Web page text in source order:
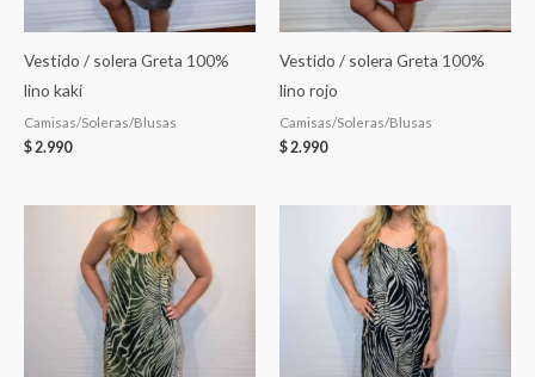
Vestido / solera Greta 100%
lino kaki
Camisas/Soleras/Blusas
$ 2.990
Vestido / solera Greta 100%
lino rojo
Camisas/Soleras/Blusas
$ 2.990